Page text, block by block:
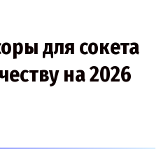
для сокета
на 2026